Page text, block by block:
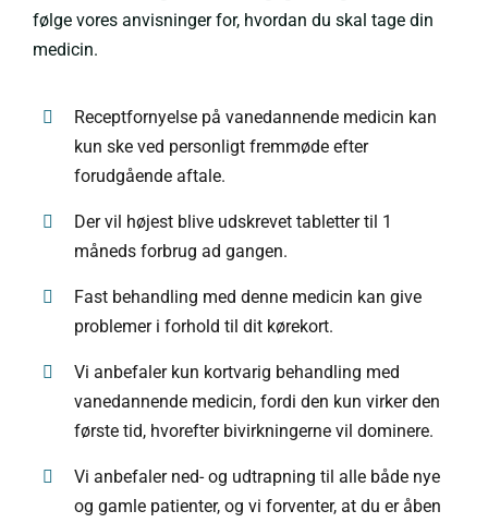
følge vores anvisninger for, hvordan du skal tage din
medicin.
Receptfornyelse på vanedannende medicin kan
kun ske ved personligt fremmøde efter
forudgående aftale.
Der vil højest blive udskrevet tabletter til 1
måneds forbrug ad gangen.
Fast behandling med denne medicin kan give
problemer i forhold til dit kørekort.
Vi anbefaler kun kortvarig behandling med
vanedannende medicin, fordi den kun virker den
første tid, hvorefter bivirkningerne vil dominere.
Vi anbefaler ned- og udtrapning til alle både nye
og gamle patienter, og vi forventer, at du er åben